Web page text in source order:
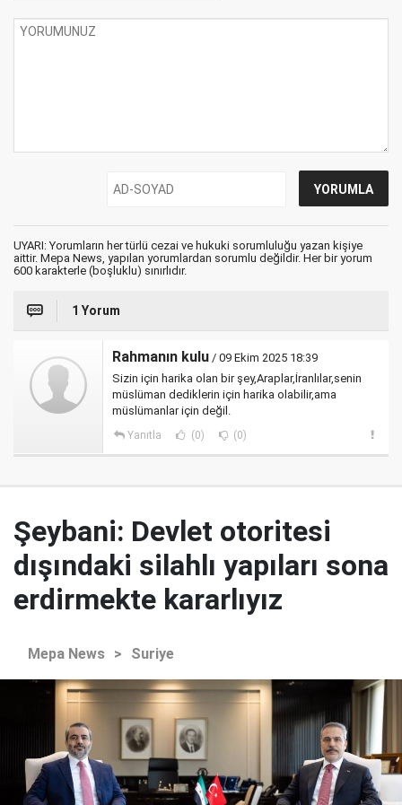
UYARI: Yorumların her türlü cezai ve hukuki sorumluluğu yazan kişiye
aittir. Mepa News, yapılan yorumlardan sorumlu değildir. Her bir yorum
600 karakterle (boşluklu) sınırlıdır.
1 Yorum
Rahmanın kulu / 09 Ekim 2025 18:39
Sizin için harika olan bir şey,Araplar,İranlılar,senin
müslüman dediklerin için harika olabilir,ama
müslümanlar için değil.
Yanıtla (0) (0)
Şeybani: Devlet otoritesi
dışındaki silahlı yapıları sona
erdirmekte kararlıyız
Mepa News > Suriye